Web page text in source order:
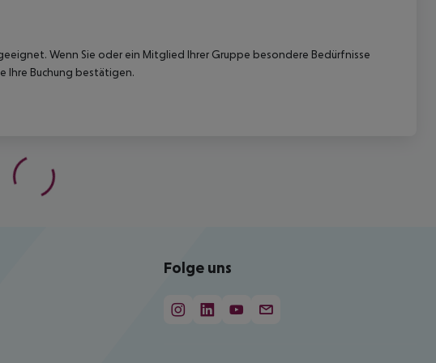
Wenn Sie oder ein Mitglied Ihrer Gruppe besondere Bedürfnisse
Ihre Buchung bestätigen.
Folge uns